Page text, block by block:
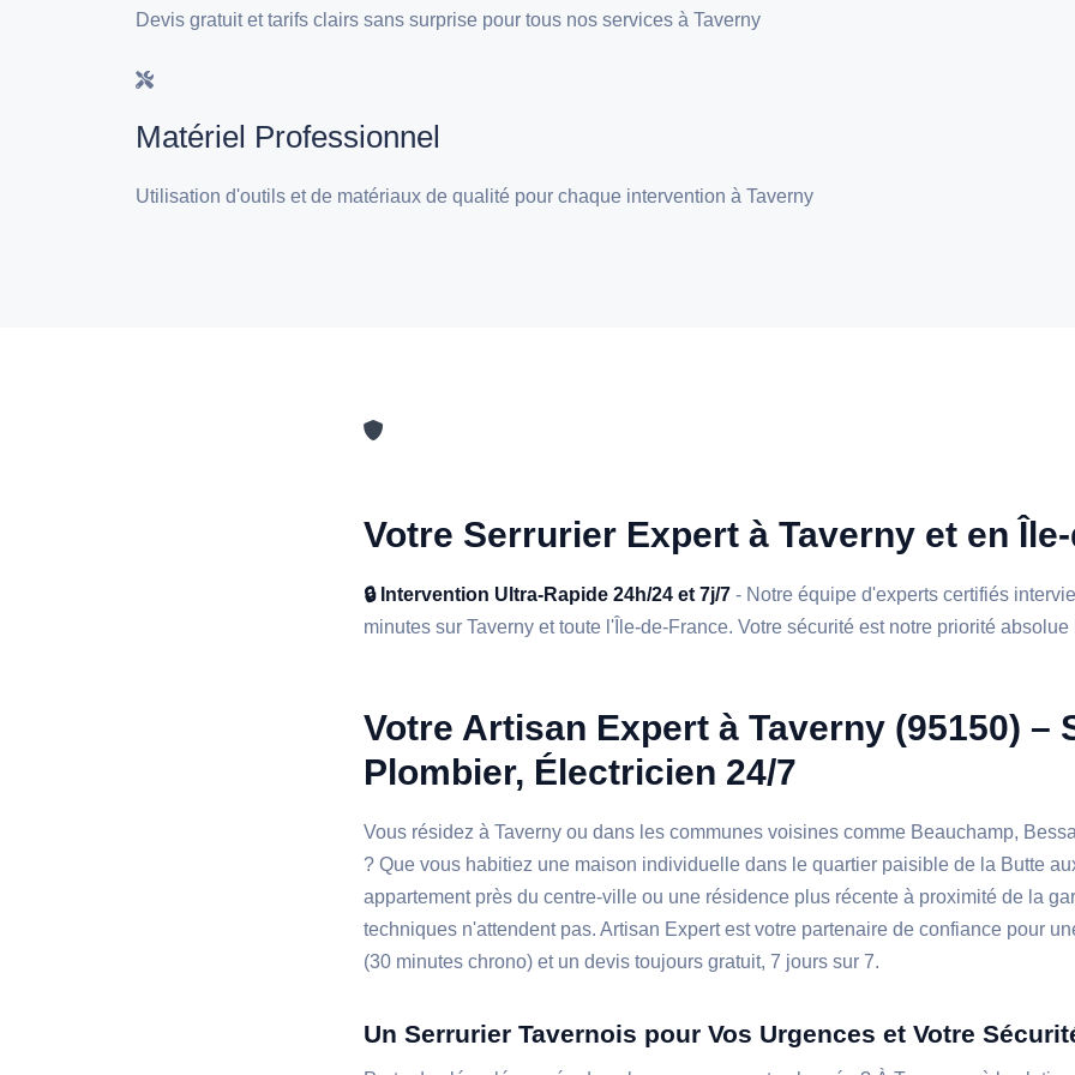
Devis gratuit et tarifs clairs sans surprise pour tous nos services à Taverny
Matériel Professionnel
Utilisation d'outils et de matériaux de qualité pour chaque intervention à Taverny
Votre Serrurier Expert à Taverny et en
🔒 Intervention Ultra-Rapide 24h/24 et 7j/7 - Notre équipe d'experts certifiés
minutes sur Taverny et toute l'Île-de-France. Votre sécurité est notre priorité absolue
Votre Artisan Expert à Taverny (95150) –
Plombier, Électricien 24/7
Vous résidez à Taverny ou dans les communes voisines comme Beauchamp,
? Que vous habitiez une maison individuelle dans le quartier paisible de la Butte
appartement près du centre-ville ou une résidence plus récente à proximité de la
techniques n'attendent pas. Artisan Expert est votre partenaire de confiance pour
(30 minutes chrono) et un devis toujours gratuit, 7 jours sur 7.
Un Serrurier Tavernois pour Vos Urgences et Votre